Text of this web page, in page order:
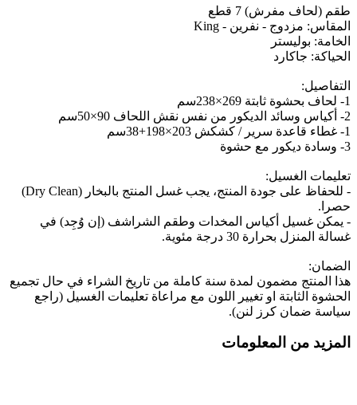
طقم (لحاف مفرش) 7 قطع
المقاس: مزدوج - نفرين - King
الخامة: بوليستر
الحياكة: جاكارد
التفاصيل:
1- لحاف بحشوة ثابتة 269×238سم
2- أكياس وسائد الديكور من نفس نقش اللحاف 90×50سم
1- غطاء قاعدة سرير / كشكش 203×198+38سم
3- وسادة ديكور مع حشوة
تعليمات الغسيل:
- للحفاظ على جودة المنتج، يجب غسل المنتج بالبخار (Dry Clean)
حصرا.
- يمكن غسيل أكياس المخدات وطقم الشراشف (إن وُجِد) في
غسالة المنزل بحرارة 30 درجة مئوية.
الضمان:
هذا المنتج مضمون لمدة سنة كاملة من تاريخ الشراء في حال تجميع
الحشوة الثابتة او تغيير اللون مع مراعاة تعليمات الغسيل (راجع
سياسة ضمان كرز لنن).
المزيد من المعلومات